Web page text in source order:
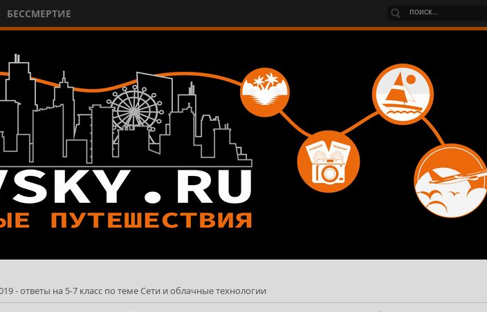
БЕССМЕРТИЕ
- ответы на 5-7 класс по теме Сети и облачные технологии